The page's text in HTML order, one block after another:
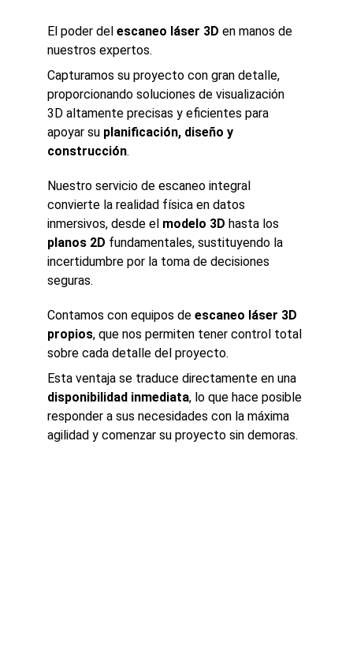
El poder del escaneo láser 3D en manos de
nuestros expertos.
Capturamos su proyecto con gran detalle,
proporcionando soluciones de visualización
3D altamente precisas y eficientes para
apoyar su planificación, diseño y
construcción.
Nuestro servicio de escaneo integral
convierte la realidad física en datos
inmersivos, desde el modelo 3D hasta los
planos 2D fundamentales, sustituyendo la
incertidumbre por la toma de decisiones
seguras.
Contamos con equipos de escaneo láser 3D
propios, que nos permiten tener control total
sobre cada detalle del proyecto.
Esta ventaja se traduce directamente en una
disponibilidad inmediata, lo que hace posible
responder a sus necesidades con la máxima
agilidad y comenzar su proyecto sin demoras.